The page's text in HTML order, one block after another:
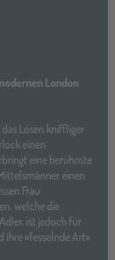
London
Lösen kniffliger
einen
eine berühmte
einen
Frau
welche die
ist jedoch für
ihre »fesselnde Art«